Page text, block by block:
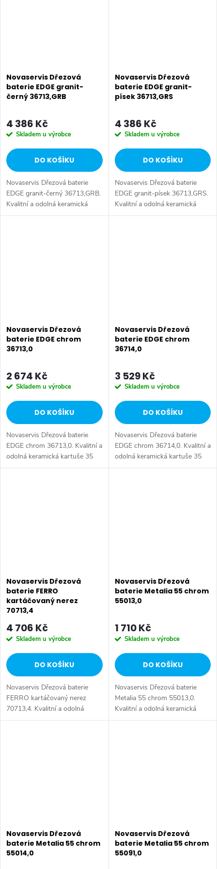
Novaservis Dřezová
baterie EDGE granit-
černý 36713,GRB
4 386 Kč
Skladem u výrobce
DO KOŠÍKU
Novaservis Dřezová baterie
EDGE granit-černý 36713,GRB.
Kvalitní a odolná keramická
kartuše 35 mm s prodlouženou
Novaservis Dřezová
baterie EDGE granit-
písek 36713,GRS
4 386 Kč
Skladem u výrobce
DO KOŠÍKU
Novaservis Dřezová baterie
EDGE granit-písek 36713,GRS.
Kvalitní a odolná keramická
kartuše 35 mm s prodlouženou
Novaservis Dřezová
baterie EDGE chrom
36713,0
2 674 Kč
Skladem u výrobce
DO KOŠÍKU
Novaservis Dřezová baterie
EDGE chrom 36713,0. Kvalitní a
odolná keramická kartuše 35
mm s prodlouženou zárukou 5
Novaservis Dřezová
baterie EDGE chrom
36714,0
3 529 Kč
Skladem u výrobce
DO KOŠÍKU
Novaservis Dřezová baterie
EDGE chrom 36714,0. Kvalitní a
odolná keramická kartuše 35
mm s prodlouženou zárukou 5
Novaservis Dřezová
baterie FERRO
kartáčovaný nerez
70713,4
4 706 Kč
Skladem u výrobce
DO KOŠÍKU
Novaservis Dřezová baterie
FERRO kartáčovaný nerez
70713,4. Kvalitní a odolná
keramická kartuše 35 mm s
Novaservis Dřezová
baterie Metalia 55 chrom
55013,0
1 710 Kč
Skladem u výrobce
DO KOŠÍKU
Novaservis Dřezová baterie
Metalia 55 chrom 55013,0.
Kvalitní a odolná keramická
kartuše KEROX 35 mm s
Novaservis Dřezová
baterie Metalia 55 chrom
55014,0
Novaservis Dřezová
baterie Metalia 55 chrom
55091,0